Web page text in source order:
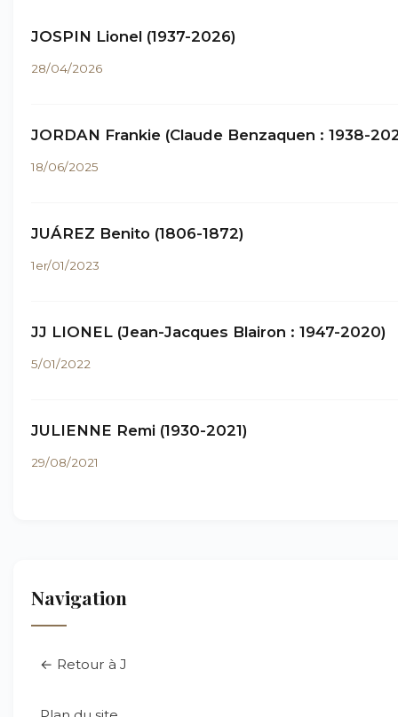
JOSPIN Lionel (1937-2026)
28/04/2026
JORDAN Frankie (Claude Benzaquen : 1938-
18/06/2025
JUÁREZ Benito (1806-1872)
1er/01/2023
JJ LIONEL (Jean-Jacques Blairon : 1947-2020)
5/01/2022
JULIENNE Remi (1930-2021)
29/08/2021
Navigation
← Retour à J